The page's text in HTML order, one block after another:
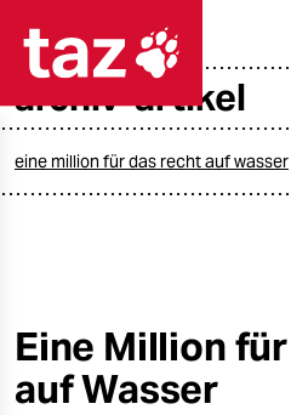
taz zahl ich
öko
gesellschaft
archiv-artikel
eine million für das recht auf wasser
Eine Million
auf Wasser